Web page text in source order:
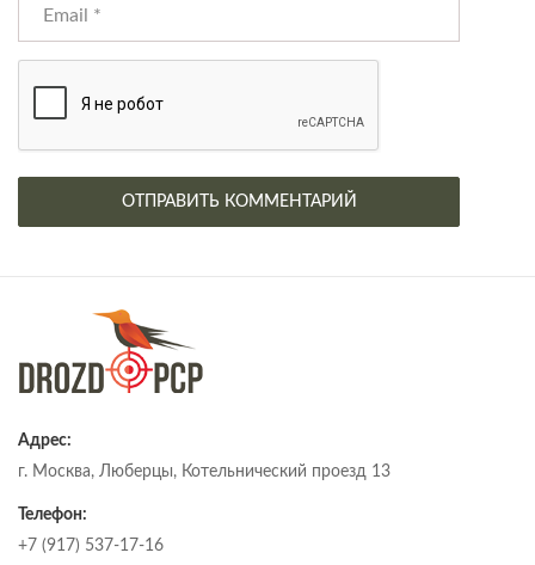
Адрес:
г. Москва, Люберцы, Котельнический проезд 13
Телефон:
+7 (917) 537-17-16